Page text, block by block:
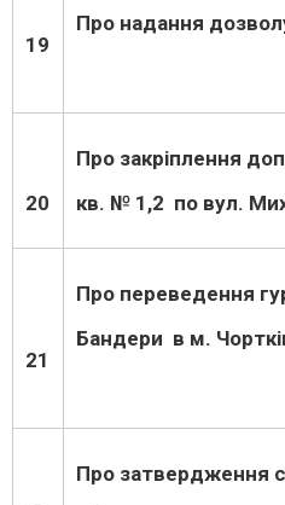
19
Про надання
20
Про закріплення
кв. № 1,2 по вул.
21
Про переведення
Бандери в м.
Про затвердження